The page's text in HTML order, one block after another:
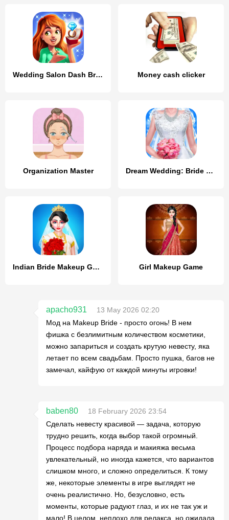
Wedding Salon Dash Bridal Shop Money cash clicker
Organization Master Dream Wedding: Bride Dress Up
Indian Bride Makeup Games Girl Makeup Game
apacho931
13 May 2026 02:20
Мод на Makeup Bride - просто огонь! В нем
фишка с безлимитным количеством косметики,
можно запариться и создать крутую невесту, яка
летает по всем свадьбам. Просто пушка, багов не
замечал, кайфую от каждой минуты игровки!
baben80
18 February 2026 23:54
Сделать невесту красивой — задача, которую
трудно решить, когда выбор такой огромный.
Процесс подбора наряда и макияжа весьма
увлекательный, но иногда кажется, что вариантов
слишком много, и сложно определиться. К тому
же, некоторые элементы в игре выглядят не
очень реалистично. Но, безусловно, есть
моменты, которые радуют глаз, и их не так уж и
мало! В целом, неплохо для релакса, но ожидала